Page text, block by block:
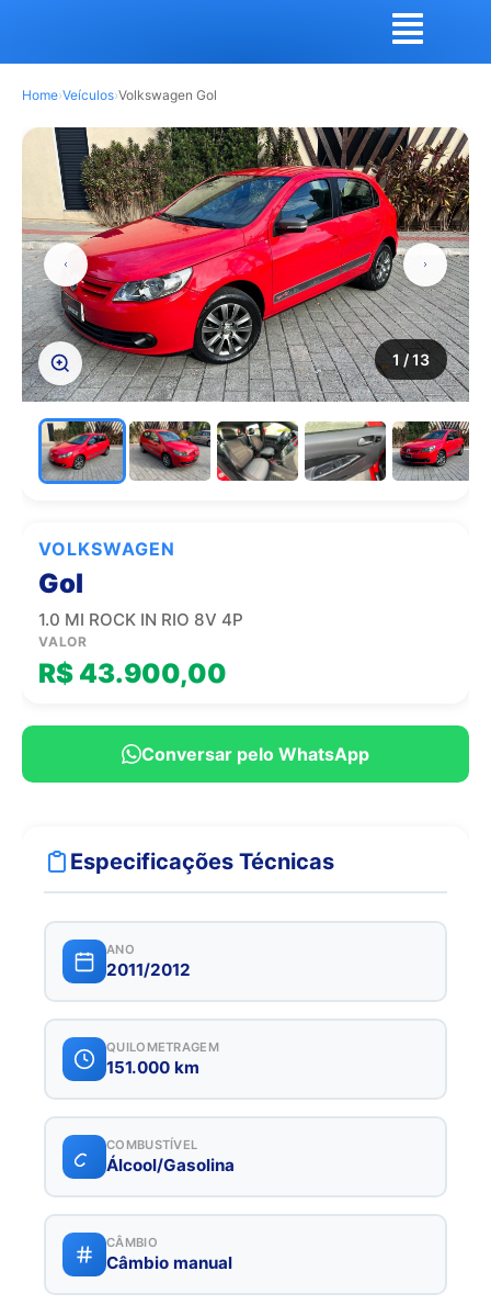
Home›Veículos›Volkswagen Gol
1 / 13
VOLKSWAGEN
Gol
1.0 MI ROCK IN RIO 8V 4P
VALOR
R$ 43.900,00
Conversar pelo WhatsApp
Especificações Técnicas
ANO
2011/2012
QUILOMETRAGEM
151.000 km
COMBUSTÍVEL
Álcool/Gasolina
CÂMBIO
Câmbio manual